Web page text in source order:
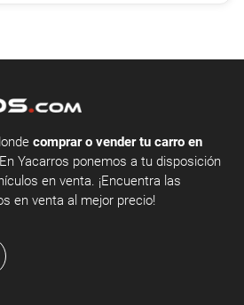
comprar o vender tu carro en
Yacarros ponemos a tu disposición
en venta. ¡Encuentra las
en venta al mejor precio!